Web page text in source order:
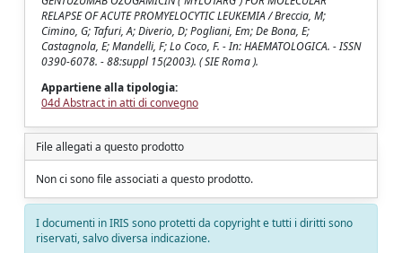
RELAPSE OF ACUTE PROMYELOCYTIC LEUKEMIA / Breccia, M;
Cimino, G; Tafuri, A; Diverio, D; Pogliani, Em; De Bona, E;
Castagnola, E; Mandelli, F; Lo Coco, F. - In: HAEMATOLOGICA. - ISSN
0390-6078. - 88:suppl 15(2003). ( SIE Roma ).
Appartiene alla tipologia:
04d Abstract in atti di convegno
File allegati a questo prodotto
Non ci sono file associati a questo prodotto.
I documenti in IRIS sono protetti da copyright e tutti i diritti sono
riservati, salvo diversa indicazione.